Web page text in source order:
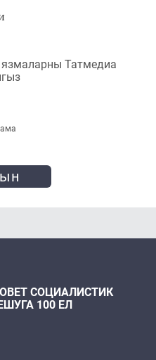
Татмедиа
СОЦИАЛИСТИК
100 ЕЛ